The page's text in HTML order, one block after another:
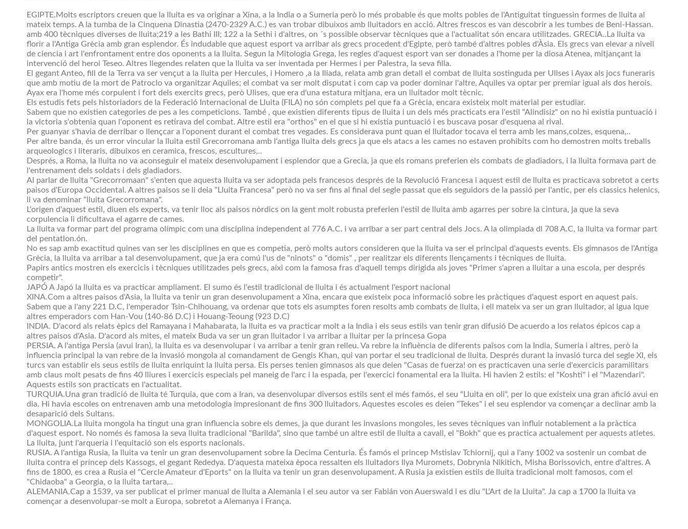
EGIPTE.Molts escriptors creuen que la lluita es va originar a Xina, a la India o a Sumeria però lo més probable és que molts pobles de l'Antiguitat tinguessin formes de lluita al
mateix temps. A la tumba de la Cinquena Dinastia (2470-2329 A.C.) es van trobar dibuixos amb lluitadors en acció. Altres frescos es van descobrir a les tumbes de Beni-Hassan.
amb 400 tècniques diverses de lluita;219 a les Bathi III; 122 a la Sethi i d'altres, on ´s possible observar tècniques que a l'actualitat són encara utilitzades. GRECIA..La lluita va
florir a l'Antiga Grècia amb gran esplendor. És indudable que aquest esport va arribar als grecs procedent d'Egipte, però també d'altres pobles d'Àsia. Els grecs van elevar a nivell
de ciencia i art l'enfrontament entre dos oponents a la lluita. Segun la Mitologia Grega, les regles d'aquest esport van ser donades a l'home per la diosa Atenea, mitjançant la
intervenció del heroi Teseo. Altres llegendes relaten que la lluita va ser inventada per Hermes i per Palestra, la seva filla.
El gegant Anteo, fill de la Terra va ser vençut a la lluita per Hercules, i Homero ,a la Iliada, relata amb gran detall el combat de lluita sostinguda per Ulises i Ayax als jocs funeraris
que amb motiu de la mort de Patroclo va organitzar Aquiles; el combat va ser molt disputat i com cap va poder dominar l'altre, Aquiles va optar per premiar igual als dos herois.
Ayax era l'home més corpulent i fort dels exercits grecs, però Ulises, que era d'una estatura mitjana, era un lluitador molt tècnic.
Els estudis fets pels historiadors de la Federació Internacional de Lluita (FILA) no són complets pel que fa a Grècia, encara existeix molt material per estudiar.
Sabem que no existien categories de pes a les competicions. També , que existien diferents tipus de lluita i un dels més practicats era l'estil "Alindisiz" on no hi existia puntuació i
la victoria s'obtenia quan l'oponent es retirava del combat. Altre estil era "orthos" en el que si hi existia puntuació i es buscava posar d'esquena al rival.
Per guanyar s'havia de derribar o llençcar a l'oponent durant el combat tres vegades. Es considerava punt quan el lluitador tocava el terra amb les mans,colzes, esquena,..
Per altre banda, és un error vincular la lluita estil Grecorromana amb l'antiga lluita dels grecs ja que els atacs a les cames no estaven prohibits com ho demostren molts treballs
arqueologics i literaris, dibuixos en ceramica, frescos, escultures,..
Després, a Roma, la lluita no va aconseguir el mateix desenvolupament i esplendor que a Grecia, ja que els romans preferien els combats de gladiadors, i la lluita formava part de
l'entrenament dels soldats i dels gladiadors.
Al parlar de lluita "Grecorromaan" s'enten que aquesta lluita va ser adoptada pels francesos després de la Revolució Francesa i aquest estil de lluita es practicava sobretot a certs
paisos d'Europa Occidental. A altres paisos se li deia "Lluita Francesa" però no va ser fins al final del segle passat que els seguidors de la passió per l'antic, per els classics helenics,
li va denominar "lluita Grecorromana".
L'origen d'aquest estil, diuen els experts, va tenir lloc als paisos nòrdics on la gent molt robusta preferien l'estil de lluita amb agarres per sobre la cintura, ja que la seva
corpulencia li dificultava el agarre de cames.
La lluita va formar part del programa olímpic com una disciplina independent al 776 A.C. i va arribar a ser part central dels Jocs. A la olimpiada dl 708 A.C, la lluita va formar part
del pentatlon.ón.
No es sap amb exactitud quines van ser les disciplines en que es competia, però molts autors consideren que la lluita va ser el principal d'aquests events. Els gimnasos de l'Antiga
Grècia, la lluita va arribar a tal desenvolupament, que ja era comú l'us de "ninots" o "domis" , per realitzar els diferents llençaments i tècniques de lluita.
Papirs antics mostren els exercicis i tècniques utilitzades pels grecs, aixi com la famosa fras d'aquell temps dirigida als joves "Primer s'apren a lluitar a una escola, per després
competir".
JAPÓ A Japó la lluita es va practicar ampliament. El sumo és l'estil tradicional de lluita i és actualment l'esport nacional
XINA.Com a altres paisos d'Asia, la lluita va tenir un gran desenvolupament a Xina, encara que existeix poca informació sobre les pràctiques d'aquest esport en aquest pais.
Sabem que a l'any 221 D.C, l'emperador Tsin-Chihouang, va ordenar que tots els asumptes foren resolts amb combats de lluita, i ell mateix va ser un gran lluitador, al igua lque
altres emperadors com Han-Vou (140-86 D.C) i Houang-Teoung (923 D.C)
INDIA. D'acord als relats èpics del Ramayana i Mahabarata, la lluita es va practicar molt a la India i els seus estils van tenir gran difusió De acuerdo a los relatos épicos cap a
altres paisos d'Asia. D'acord als mites, el mateix Buda va ser un gran lluitador i va arribar a lluitar per la princesa Gopa
PERSIA. A l'antiga Persia (avui Iran), la lluita es va desenvolupar i va arribar a tenir gran relleu. Va rebre la influència de diferents països com la India, Sumeria i altres, però la
influencia principal la van rebre de la invasió mongola al comandament de Gengis Khan, qui van portar el seu tradicional de lluita. Després durant la invasió turca del segle XI, els
turcs van establir els seus estils de lluita enriquint la lluita persa. Els perses tenien gimnasos als que deien "Casas de fuerza! on es practicaven una serie d'exercicis paramilitars
amb claus molt pesats de fins 40 lliures i exercicis especials pel maneig de l'arc i la espada, per l'exercici fonamental era la lluita. Hi havien 2 estils: el "Koshti" i el "Mazendari".
Aquests estils son practicats en l'actualitat.
TURQUIA.Una gran tradició de lluita té Turquia, que com a Iran, va desenvolupar diversos estils sent el més famós, el seu "Lluita en oli", per lo que existeix una gran afició avui en
dia. Hi havia escoles on entrenaven amb una metodologia impresionant de fins 300 lluitadors. Aquestes escoles es deien "Tekes" i el seu esplendor va començar a declinar amb la
desaparició dels Sultans.
MONGOLIA.La lluita mongola ha tingut una gran influencia sobre els demes, ja que durant les invasions mongoles, les seves tècniques van influir notablement a la pràctica
d'aquest esport. No només és famosa la seva lluita tradicional "Barilda", sino que també un altre estil de lluita a cavall, el "Bokh" que es practica actualement per aquests atletes.
La lluita, junt l'arqueria i l'equitació son els esports nacionals.
RUSIA. A l'antiga Rusia, la lluita va tenir un gran desenvolupament sobre la Decima Centuria. És famós el princep Mstislav Tchiornij, qui a l'any 1002 va sostenir un combat de
lluita contra el príncep dels Kassogs, el gegant Rededya. D'aquesta mateixa època ressalten els lluitadors Ilya Muromets, Dobrynia Nikitich, Misha Borissovich, entre d'altres. A
fins de 1800, es crea a Rusia el "Cercle Amateur d'Eports" on la lluita va tenir un gran desenvolupament. A Rusia ja existien estils de lluita tradicional molt famosos, com el
"Chidaoba" a Georgia, o la lluita tartara,..
ALEMANIA.Cap a 1539, va ser publicat el primer manual de lluita a Alemania i el seu autor va ser Fabián von Auerswald i es diu "L'Art de la Lluita". Ja cap a 1700 la lluita va
començar a desenvolupar-se molt a Europa, sobretot a Alemanya i França.